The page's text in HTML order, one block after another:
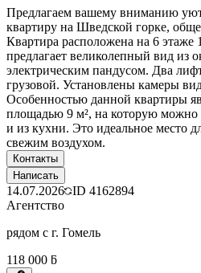
Предлагаем вашему вниманию
квартиру на Шведской горке,
Квартира расположена на 6 этаже
предлагает великолепный вид из
электрическим пандусом. Два
грузовой. Установлены камеры
Особенностью данной квартиры
площадью 9 м², на которую можно
и из кухни. Это идеальное место
свежим воздухом.
Контакты
Написать
14.07.2026 ID 4162894
Агентство
рядом с г. Гомель
118 000 ƃ